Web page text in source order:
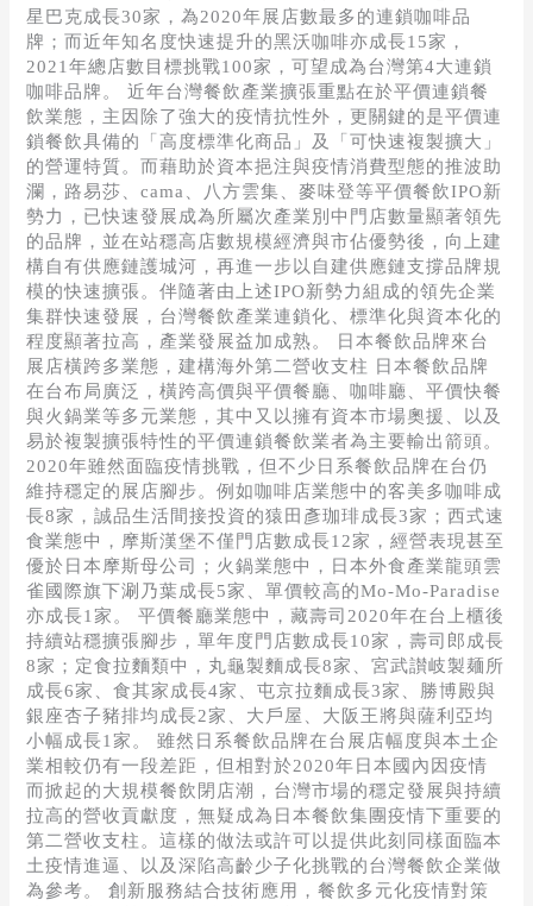
星巴克成長30家，為2020年展店數最多的連鎖咖啡品
牌；而近年知名度快速提升的黑沃咖啡亦成長15家，
2021年總店數目標挑戰100家，可望成為台灣第4大連鎖
咖啡品牌。 近年台灣餐飲產業擴張重點在於平價連鎖餐
飲業態，主因除了強大的疫情抗性外，更關鍵的是平價連
鎖餐飲具備的「高度標準化商品」及「可快速複製擴大」
的營運特質。而藉助於資本挹注與疫情消費型態的推波助
瀾，路易莎、cama、八方雲集、麥味登等平價餐飲IPO新
勢力，已快速發展成為所屬次產業別中門店數量顯著領先
的品牌，並在站穩高店數規模經濟與市佔優勢後，向上建
構自有供應鏈護城河，再進一步以自建供應鏈支撐品牌規
模的快速擴張。伴隨著由上述IPO新勢力組成的領先企業
集群快速發展，台灣餐飲產業連鎖化、標準化與資本化的
程度顯著拉高，產業發展益加成熟。 日本餐飲品牌來台
展店橫跨多業態，建構海外第二營收支柱 日本餐飲品牌
在台布局廣泛，橫跨高價與平價餐廳、咖啡廳、平價快餐
與火鍋業等多元業態，其中又以擁有資本市場奧援、以及
易於複製擴張特性的平價連鎖餐飲業者為主要輸出箭頭。
2020年雖然面臨疫情挑戰，但不少日系餐飲品牌在台仍
維持穩定的展店腳步。例如咖啡店業態中的客美多咖啡成
長8家，誠品生活間接投資的猿田彥珈琲成長3家；西式速
食業態中，摩斯漢堡不僅門店數成長12家，經營表現甚至
優於日本摩斯母公司；火鍋業態中，日本外食產業龍頭雲
雀國際旗下涮乃葉成長5家、單價較高的Mo-Mo-Paradise
亦成長1家。 平價餐廳業態中，藏壽司2020年在台上櫃後
持續站穩擴張腳步，單年度門店數成長10家，壽司郎成長
8家；定食拉麵類中，丸龜製麵成長8家、宮武讃岐製麺所
成長6家、食其家成長4家、屯京拉麵成長3家、勝博殿與
銀座杏子豬排均成長2家、大戶屋、大阪王將與薩利亞均
小幅成長1家。 雖然日系餐飲品牌在台展店幅度與本土企
業相較仍有一段差距，但相對於2020年日本國內因疫情
而掀起的大規模餐飲閉店潮，台灣市場的穩定發展與持續
拉高的營收貢獻度，無疑成為日本餐飲集團疫情下重要的
第二營收支柱。這樣的做法或許可以提供此刻同樣面臨本
土疫情進逼、以及深陷高齡少子化挑戰的台灣餐飲企業做
為參考。 創新服務結合技術應用，餐飲多元化疫情對策